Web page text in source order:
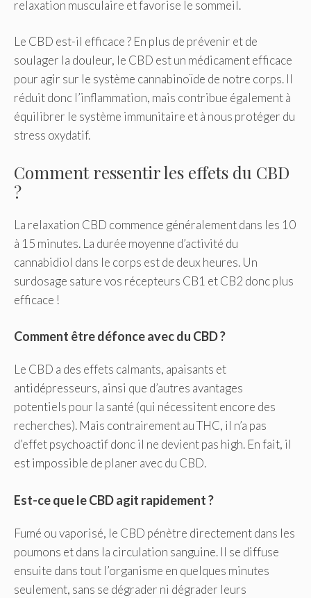
relaxation musculaire et favorise le sommeil.
Le CBD est-il efficace ? En plus de prévenir et de
soulager la douleur, le CBD est un médicament efficace
pour agir sur le système cannabinoïde de notre corps. Il
réduit donc l’inflammation, mais contribue également à
équilibrer le système immunitaire et à nous protéger du
stress oxydatif.
Comment ressentir les effets du CBD
?
La relaxation CBD commence généralement dans les 10
à 15 minutes. La durée moyenne d’activité du
cannabidiol dans le corps est de deux heures. Un
surdosage sature vos récepteurs CB1 et CB2 donc plus
efficace !
Comment être défonce avec du CBD ?
Le CBD a des effets calmants, apaisants et
antidépresseurs, ainsi que d’autres avantages
potentiels pour la santé (qui nécessitent encore des
recherches). Mais contrairement au THC, il n’a pas
d’effet psychoactif donc il ne devient pas high. En fait, il
est impossible de planer avec du CBD.
Est-ce que le CBD agit rapidement ?
Fumé ou vaporisé, le CBD pénètre directement dans les
poumons et dans la circulation sanguine. Il se diffuse
ensuite dans tout l’organisme en quelques minutes
seulement, sans se dégrader ni dégrader leurs